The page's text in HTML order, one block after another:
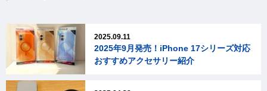
2025.09.11
2025年9月発売！iPhone 17シリーズ対応
おすすめアクセサリー紹介